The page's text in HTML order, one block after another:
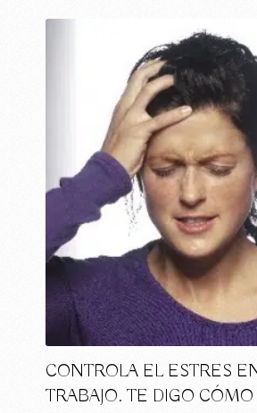
CONTROLA EL ESTRES
TRABAJO. TE DIGO